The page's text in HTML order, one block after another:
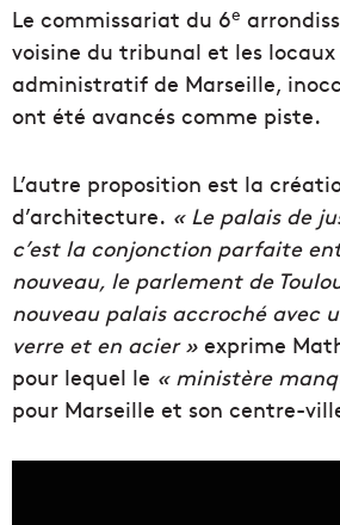
Le commissariat du 6e
voisine du tribunal et les
administratif de Marseille,
ont été avancés comme piste.
L’autre proposition est la
d’architecture. « Le palais de
c’est la conjonction parfaite
nouveau, le parlement de
nouveau palais accroché avec
verre et en acier » exprime
pour lequel le « ministère
pour Marseille et son centre-